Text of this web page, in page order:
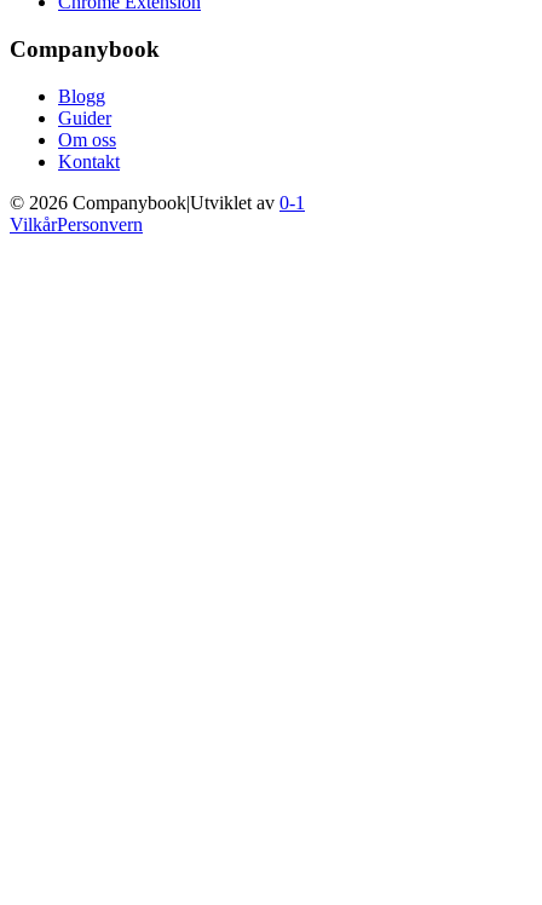
Companybook
Blogg
Guider
Om oss
Kontakt
© 2026 Companybook|Utviklet av 0-1
VilkårPersonvern